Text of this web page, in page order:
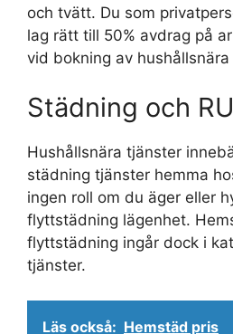
och tvätt. Du som
lag rätt till 50% avdrag på
vid bokning av
Städning och
Hushållsnära tjänster
städning tjänster hemma
ingen roll om du äger eller
flyttstädning lägenhet.
flyttstädning ingår dock i
tjänster.
Läs också: Hemstäd pris